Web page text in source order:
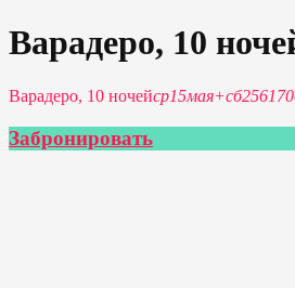
Варадеро, 10
Варадеро, 10 ночейср15мая+сб25
Забронировать